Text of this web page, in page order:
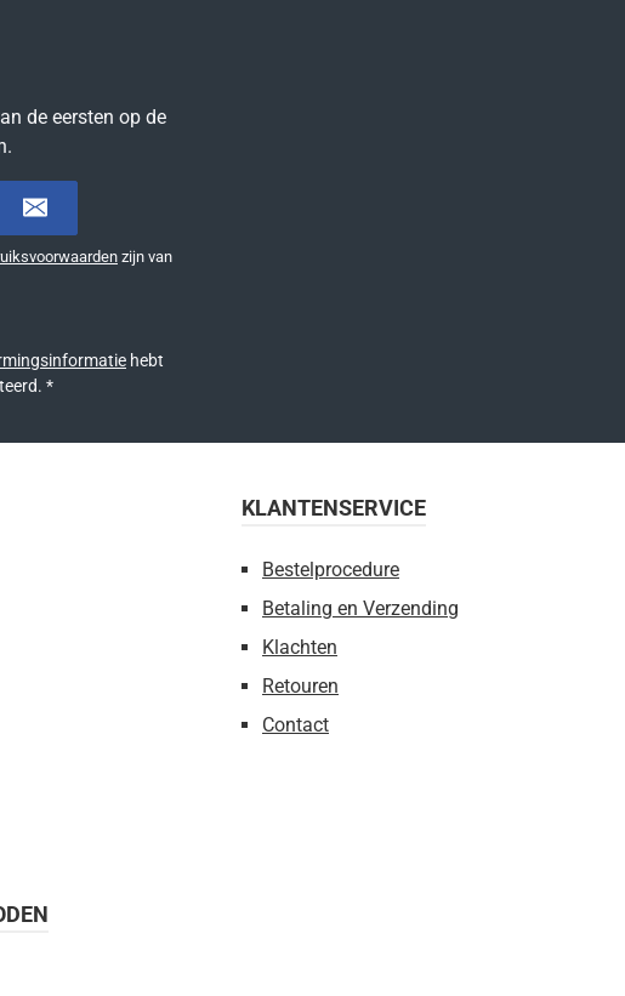
de eersten op de
zijn van
hebt
*
KLANTENSERVICE
Bestelprocedure
Betaling en Verzending
Klachten
Retouren
Contact